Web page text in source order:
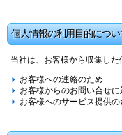
個人情報の利用目的につい
当社は、お客様から収集した
お客様への連絡のため
お客様からのお問い合せ
お客様へのサービス提供の